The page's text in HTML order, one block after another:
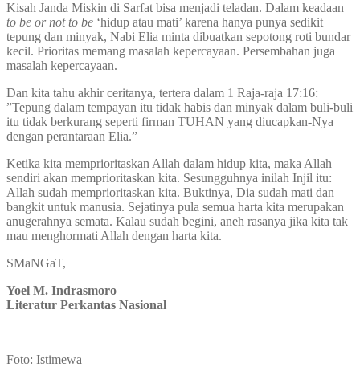
Kisah Janda Miskin di Sarfat bisa menjadi teladan. Dalam keadaan
to be or not to be ‘hidup atau mati’ karena hanya punya sedikit
tepung dan minyak, Nabi Elia minta dibuatkan sepotong roti bundar
kecil. Prioritas memang masalah kepercayaan. Persembahan juga
masalah kepercayaan.
Dan kita tahu akhir ceritanya, tertera dalam 1 Raja-raja 17:16:
”Tepung dalam tempayan itu tidak habis dan minyak dalam buli-buli
itu tidak berkurang seperti firman TUHAN yang diucapkan-Nya
dengan perantaraan Elia.”
Ketika kita memprioritaskan Allah dalam hidup kita, maka Allah
sendiri akan memprioritaskan kita. Sesungguhnya inilah Injil itu:
Allah sudah memprioritaskan kita. Buktinya, Dia sudah mati dan
bangkit untuk manusia. Sejatinya pula semua harta kita merupakan
anugerahnya semata. Kalau sudah begini, aneh rasanya jika kita tak
mau menghormati Allah dengan harta kita.
SMaNGaT,
Yoel M. Indrasmoro
Literatur Perkantas Nasional
Foto: Istimewa